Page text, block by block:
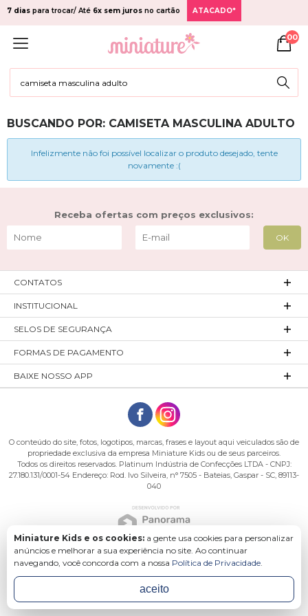
7 dias para trocar/ Até 6x sem juros no cartão ATACADO*
00
BUSCANDO POR: CAMISETA MASCULINA ADULTO
Infelizmente não foi possível localizar o produto desejado, tente
novamente :(
Receba ofertas com preços exclusivos:
CONTATOS
INSTITUCIONAL
SELOS DE SEGURANÇA
FORMAS DE PAGAMENTO
BAIXE NOSSO APP
O conteúdo do site, fotos, logotipos, marcas, frases e layout aqui veiculados são de
propriedade exclusiva da empresa Miniature Kids ou de seus parceiros.
Todos os direitos reservados. Platinum Indústria de Confecções LTDA - CNPJ:
27.180.131/0001-54 Endereço: Rod. Ivo Silveira, n° 7505 - Bateias, Gaspar - SC, 89113-
040
Miniature Kids e os cookies: a gente usa cookies para personalizar
anúncios e melhorar a sua experiência no site. Ao continuar
navegando, você concorda com a nossa Política de Privacidade.
aceito